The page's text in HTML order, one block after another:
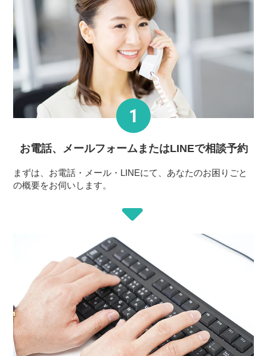
お電話、メールフォームまたはLINEで相談予約
まずは、お電話・メール・LINEにて、あなたのお困りごと
の概要をお伺いします。